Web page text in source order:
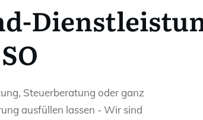
Steuerberatung oder ganz
ausfüllen lassen - Wir sind